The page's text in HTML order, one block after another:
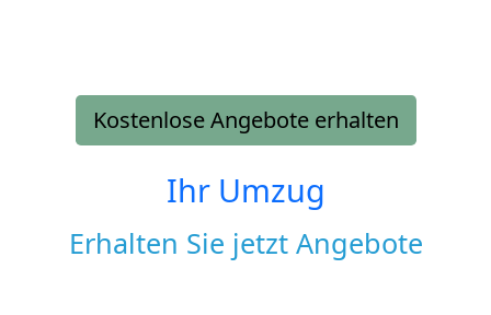
Kostenlose Angebote erhalten
Ihr Umzug
Erhalten Sie jetzt Angebote